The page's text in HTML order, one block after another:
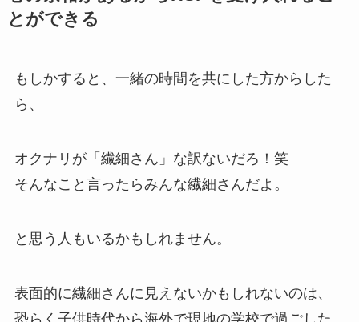
とができる
もしかすると、一緒の時間を共にした方からした
ら、
オクナリが「繊細さん」な訳ないだろ！笑
そんなこと言ったらみんな繊細さんだよ。
と思う人もいるかもしれません。
表面的に繊細さんに見えないかもしれないのは、
恐らく子供時代から海外で現地の学校で過ごした